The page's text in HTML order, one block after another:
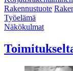
Rakennustuote
Työelämä
Näkökulmat